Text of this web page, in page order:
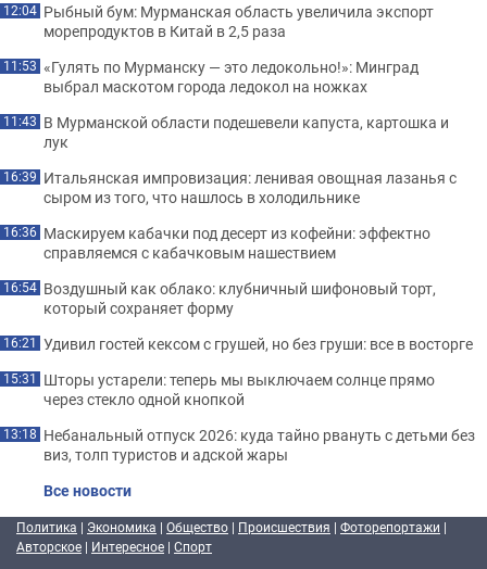
12:04 Рыбный бум: Мурманская область увеличила экспорт
морепродуктов в Китай в 2,5 раза
11:53 «Гулять по Мурманску — это ледокольно!»: Минград
выбрал маскотом города ледокол на ножках
11:43 В Мурманской области подешевели капуста, картошка и
лук
16:39 Итальянская импровизация: ленивая овощная лазанья с
сыром из того, что нашлось в холодильнике
16:36 Маскируем кабачки под десерт из кофейни: эффектно
справляемся с кабачковым нашествием
16:54 Воздушный как облако: клубничный шифоновый торт,
который сохраняет форму
16:21 Удивил гостей кексом с грушей, но без груши: все в восторге
15:31 Шторы устарели: теперь мы выключаем солнце прямо
через стекло одной кнопкой
13:18 Небанальный отпуск 2026: куда тайно рвануть с детьми без
виз, толп туристов и адской жары
Все новости
Политика | Экономика | Общество | Происшествия | Фоторепортажи |
Авторское | Интересное | Спорт